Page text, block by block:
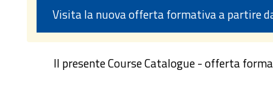
Visita la nuova offerta formativa a partire
Il presente Course Catalogue - offerta